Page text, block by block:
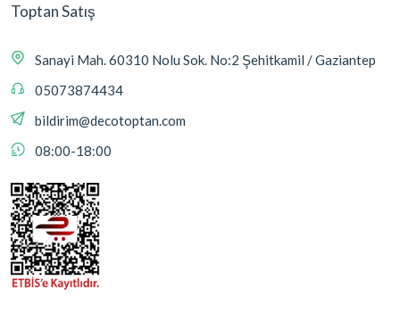
Toptan Satış
Sanayi Mah. 60310 Nolu Sok. No:2 Şehitkamil / Gaziantep
05073874434
bildirim@decotoptan.com
08:00-18:00